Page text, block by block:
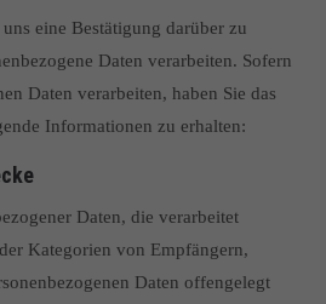
eine Bestätigung darüber zu
Daten verarbeiten. Sofern
Daten verarbeiten, haben Sie das
Informationen zu erhalten:
Daten, die verarbeitet
Kategorien von Empfängern,
Daten offengelegt